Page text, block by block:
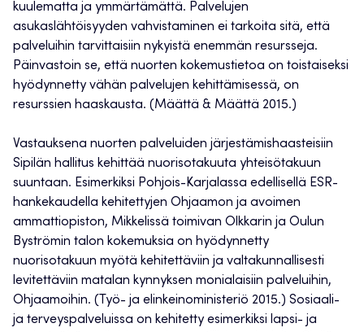
kuulematta ja ymmärtämättä. Palvelujen
asukaslähtöisyyden vahvistaminen ei tarkoita sitä, että
palveluihin tarvittaisiin nykyistä enemmän resursseja.
Päinvastoin se, että nuorten kokemustietoa on toistaiseksi
hyödynnetty vähän palvelujen kehittämisessä, on
resurssien haaskausta. (Määttä & Määttä 2015.)
Vastauksena nuorten palveluiden järjestämishaasteisiin
Sipilän hallitus kehittää nuorisotakuuta yhteisötakuun
suuntaan. Esimerkiksi Pohjois-Karjalassa edellisellä ESR-
hankekaudella kehitettyjen Ohjaamon ja avoimen
ammattiopiston, Mikkelissä toimivan Olkkarin ja Oulun
Byströmin talon kokemuksia on hyödynnetty
nuorisotakuun myötä kehitettäviin ja valtakunnallisesti
levitettäviin matalan kynnyksen monialaisiin palveluihin,
Ohjaamoihin. (Työ- ja elinkeinoministeriö 2015.) Sosiaali-
ja terveyspalveluissa on kehitetty esimerkiksi lapsi- ja